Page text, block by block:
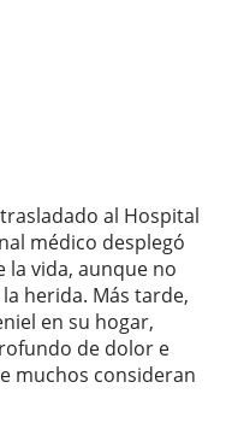
al Hospital
médico desplegó
la vida, aunque no
herida. Más tarde,
en su hogar,
de dolor e
muchos consideran